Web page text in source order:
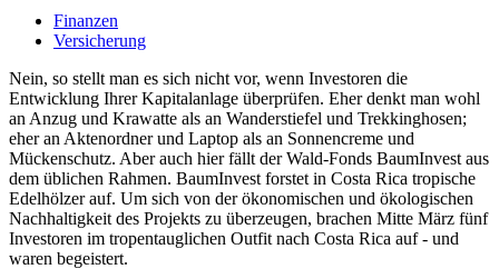
Finanzen
Versicherung
Nein, so stellt man es sich nicht vor, wenn Investoren die
Entwicklung Ihrer Kapitalanlage überprüfen. Eher denkt man wohl
an Anzug und Krawatte als an Wanderstiefel und Trekkinghosen;
eher an Aktenordner und Laptop als an Sonnencreme und
Mückenschutz. Aber auch hier fällt der Wald-Fonds BaumInvest aus
dem üblichen Rahmen. BaumInvest forstet in Costa Rica tropische
Edelhölzer auf. Um sich von der ökonomischen und ökologischen
Nachhaltigkeit des Projekts zu überzeugen, brachen Mitte März fünf
Investoren im tropentauglichen Outfit nach Costa Rica auf - und
waren begeistert.